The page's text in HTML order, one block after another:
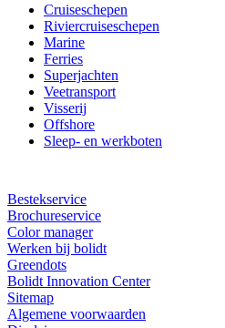
Cruiseschepen
Riviercruiseschepen
Marine
Ferries
Superjachten
Veetransport
Visserij
Offshore
Sleep- en werkboten
Bestekservice
Brochureservice
Color manager
Werken bij bolidt
Greendots
Bolidt Innovation Center
Sitemap
Algemene voorwaarden